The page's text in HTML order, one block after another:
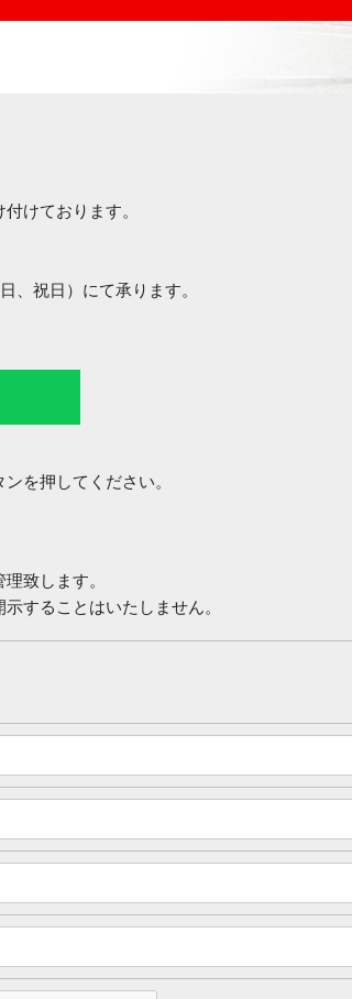
けております。
、祝日）にて承ります。
を押してください。
致します。
することはいたしません。